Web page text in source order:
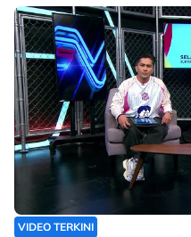
VIDEO TERKINI